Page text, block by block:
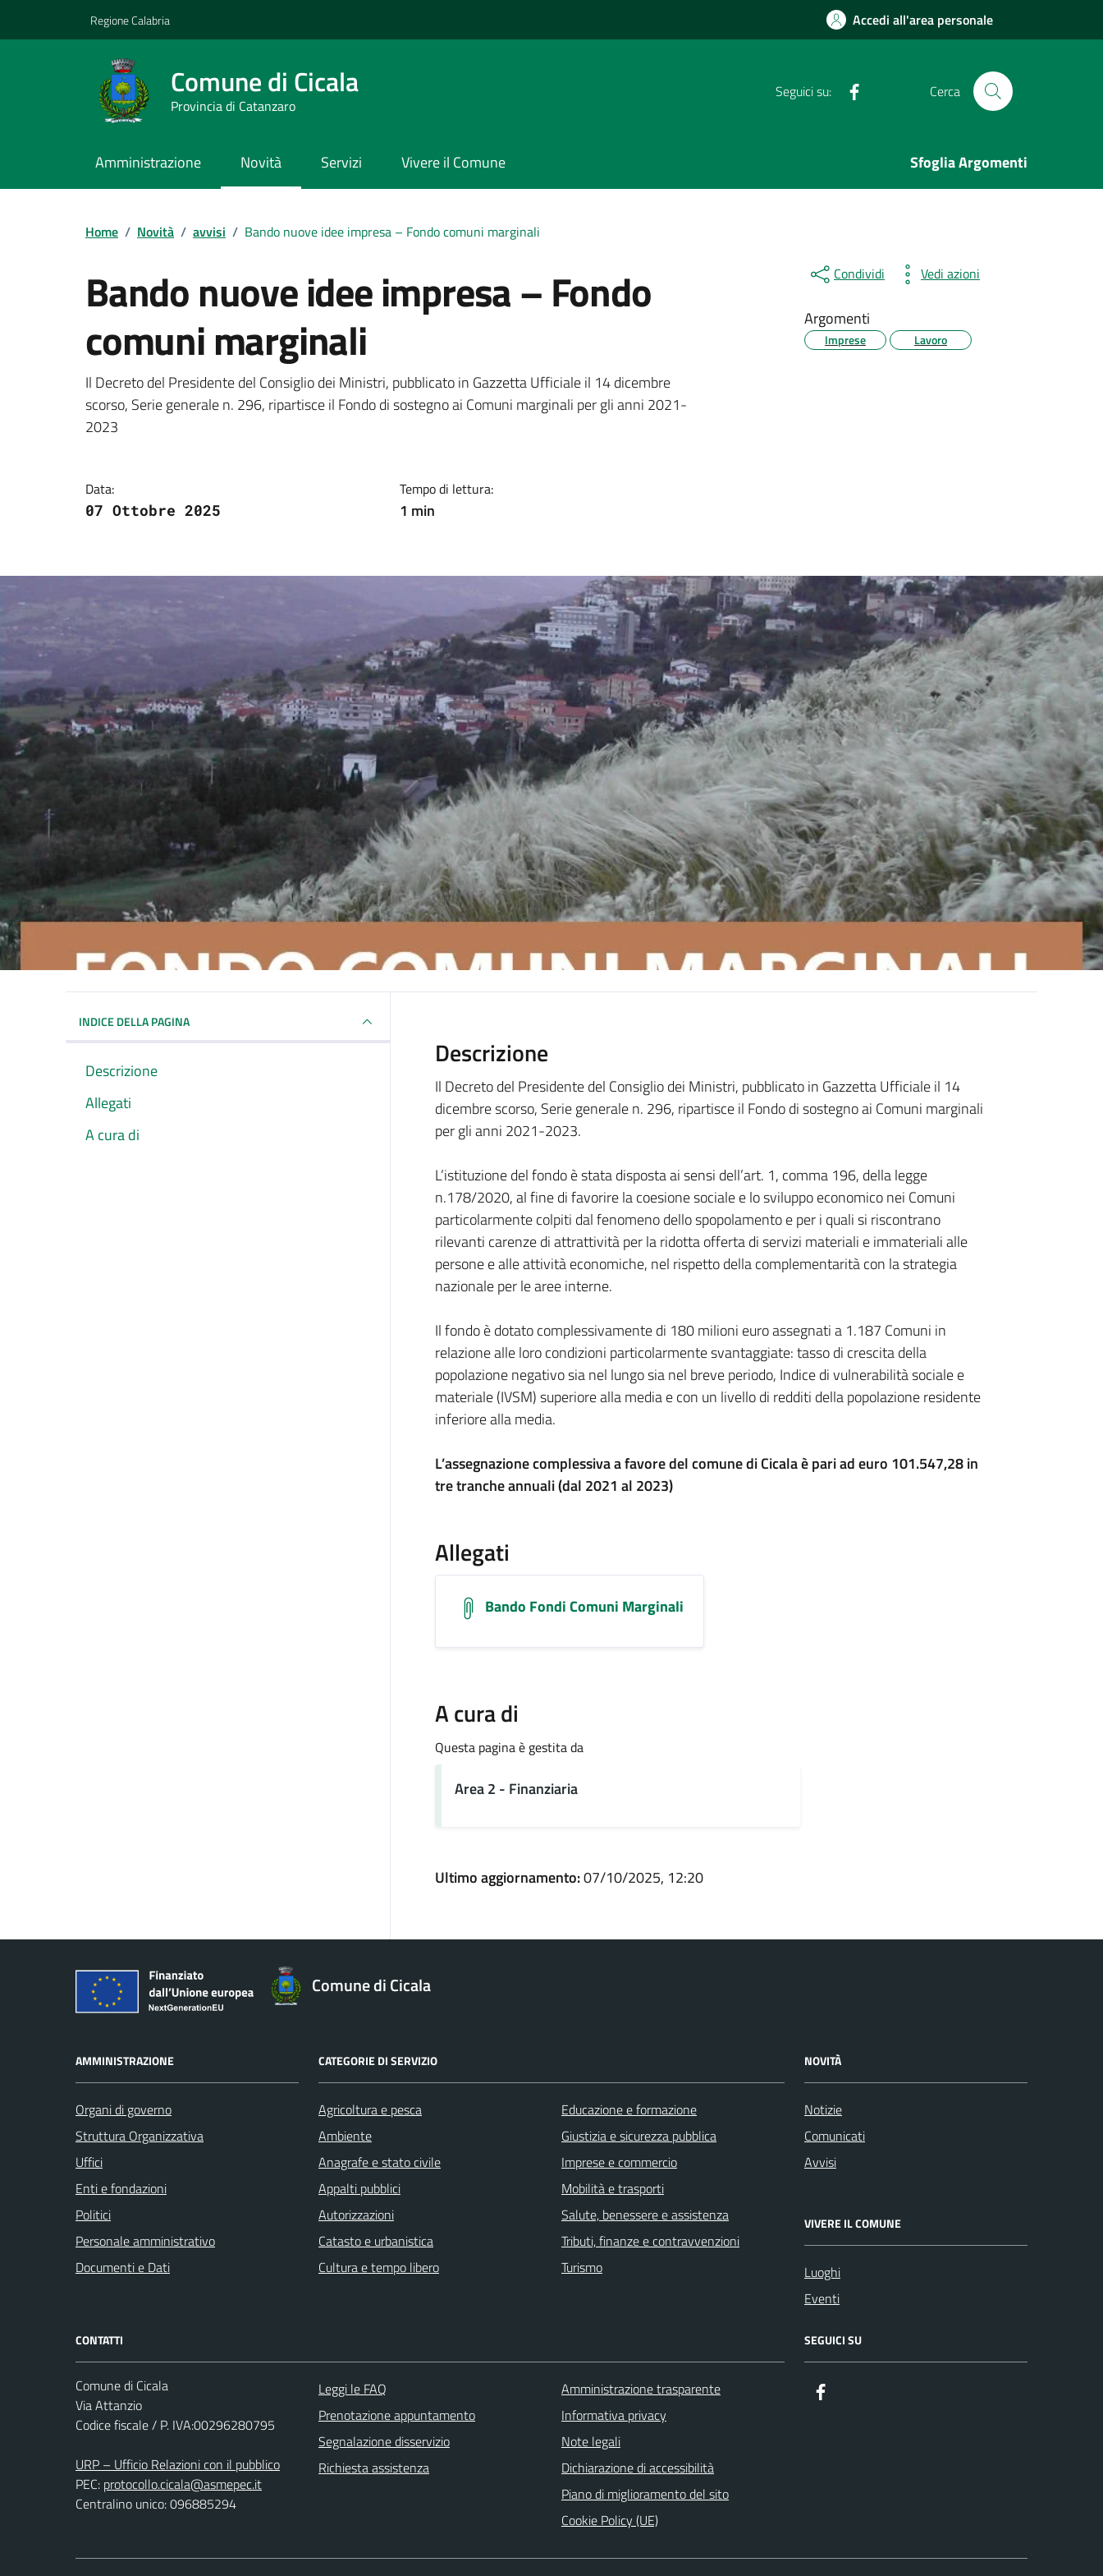
Regione Calabria Accedi all'area personale
Comune di Cicala
Provincia di Catanzaro
Seguici su: Cerca
Amministrazione Novità Servizi Vivere il Comune Sfoglia Argomenti
Home / Novità / avvisi / Bando nuove idee impresa – Fondo comuni marginali
Bando nuove idee impresa – Fondo
comuni marginali
Dettagli della notizia
Il Decreto del Presidente del Consiglio dei Ministri, pubblicato in Gazzetta Ufficiale il 14 dicembre
scorso, Serie generale n. 296, ripartisce il Fondo di sostegno ai Comuni marginali per gli anni 2021-
2023
Data:
07 Ottobre 2025
Tempo di lettura:
1 min
Condividi Vedi azioni
Argomenti
Imprese Lavoro
INDICE DELLA PAGINA
Descrizione
Allegati
A cura di
Descrizione
Il Decreto del Presidente del Consiglio dei Ministri, pubblicato in Gazzetta Ufficiale il 14
dicembre scorso, Serie generale n. 296, ripartisce il Fondo di sostegno ai Comuni marginali
per gli anni 2021-2023.
L’istituzione del fondo è stata disposta ai sensi dell’art. 1, comma 196, della legge
n.178/2020, al fine di favorire la coesione sociale e lo sviluppo economico nei Comuni
particolarmente colpiti dal fenomeno dello spopolamento e per i quali si riscontrano
rilevanti carenze di attrattività per la ridotta offerta di servizi materiali e immateriali alle
persone e alle attività economiche, nel rispetto della complementarità con la strategia
nazionale per le aree interne.
Il fondo è dotato complessivamente di 180 milioni euro assegnati a 1.187 Comuni in
relazione alle loro condizioni particolarmente svantaggiate: tasso di crescita della
popolazione negativo sia nel lungo sia nel breve periodo, Indice di vulnerabilità sociale e
materiale (IVSM) superiore alla media e con un livello di redditi della popolazione residente
inferiore alla media.
L’assegnazione complessiva a favore del comune di Cicala è pari ad euro 101.547,28 in
tre tranche annuali (dal 2021 al 2023)
Allegati
Bando Fondi Comuni Marginali
A cura di
Questa pagina è gestita da
Area 2 - Finanziaria
Ultimo aggiornamento:07/10/2025, 12:20
Comune di Cicala
AMMINISTRAZIONE
Organi di governo
Struttura Organizzativa
Uffici
Enti e fondazioni
Politici
Personale amministrativo
Documenti e Dati
CATEGORIE DI SERVIZIO
Agricoltura e pesca
Ambiente
Anagrafe e stato civile
Appalti pubblici
Autorizzazioni
Catasto e urbanistica
Cultura e tempo libero
Educazione e formazione
Giustizia e sicurezza pubblica
Imprese e commercio
Mobilità e trasporti
Salute, benessere e assistenza
Tributi, finanze e contravvenzioni
Turismo
NOVITÀ
Notizie
Comunicati
Avvisi
VIVERE IL COMUNE
Luoghi
Eventi
CONTATTI
Comune di Cicala
Via Attanzio
Codice fiscale / P. IVA:00296280795
URP – Ufficio Relazioni con il pubblico
PEC: protocollo.cicala@asmepec.it
Centralino unico: 096885294
Leggi le FAQ
Prenotazione appuntamento
Segnalazione disservizio
Richiesta assistenza
Amministrazione trasparente
Informativa privacy
Note legali
Dichiarazione di accessibilità
Piano di miglioramento del sito
Cookie Policy (UE)
SEGUICI SU